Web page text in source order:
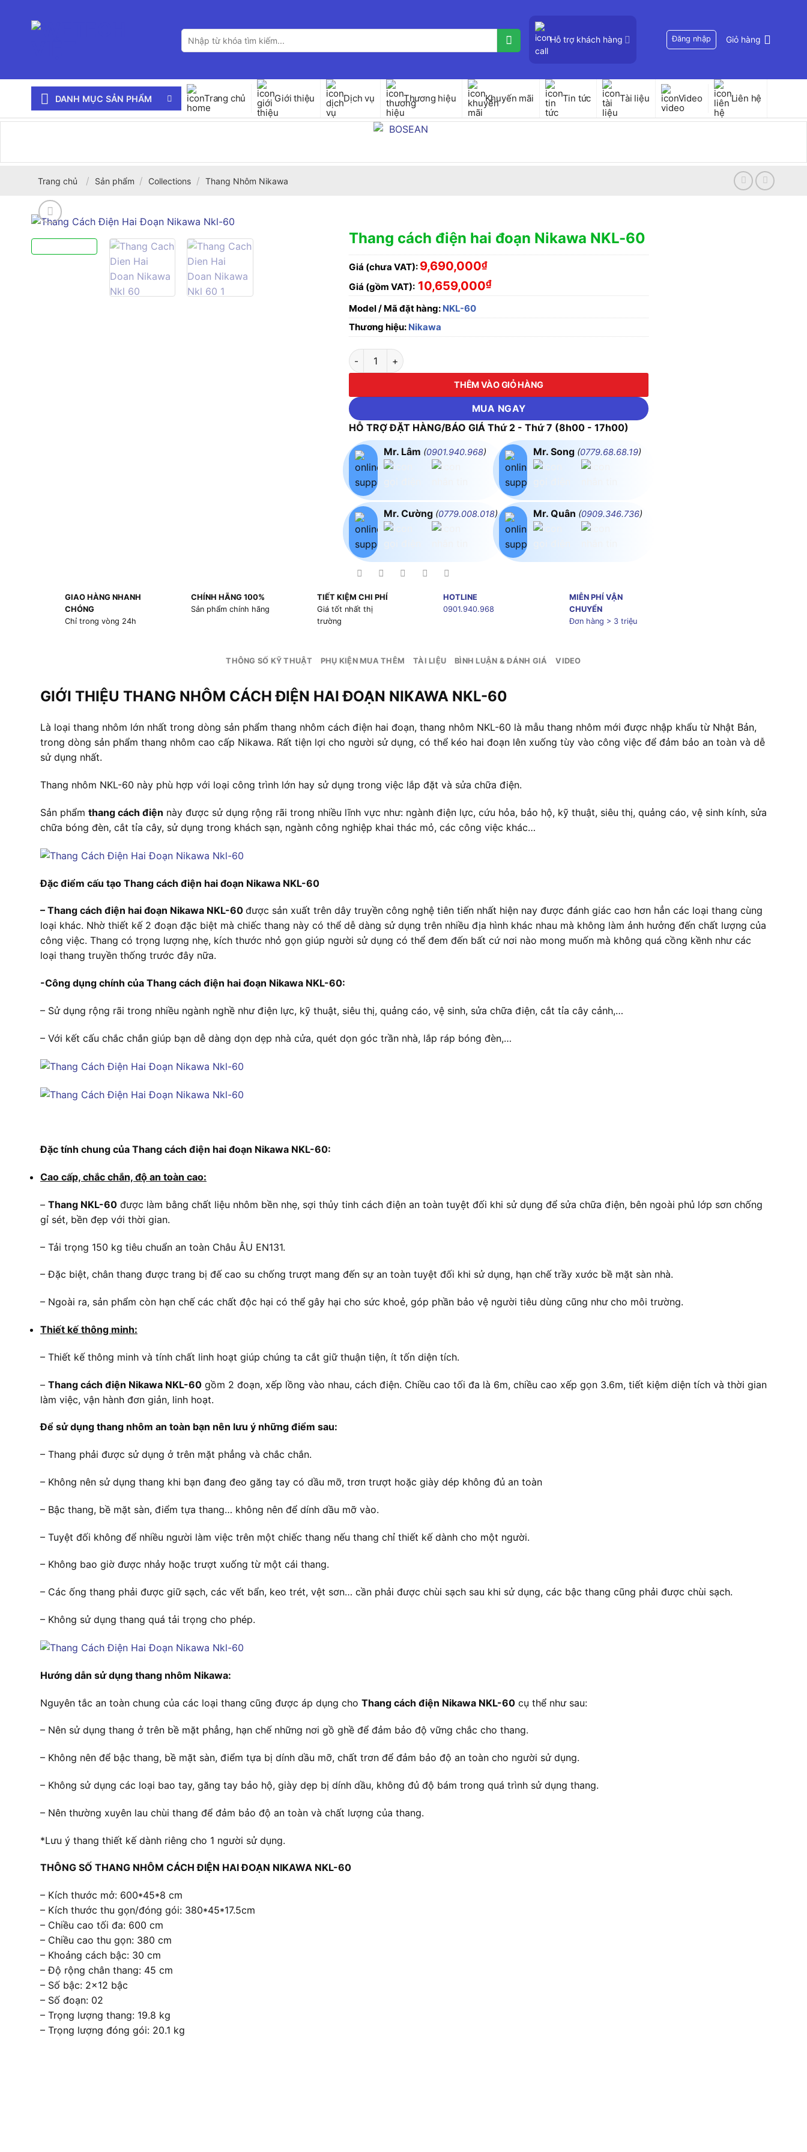
Tìm
kiếm:
Hỗ trợ khách hàng Đăng nhập Giỏ hàng
DANH MỤC SẢN PHẨM Trang chủ Giới thiệu Dịch vụ Thương hiệu Khuyến mãi Tin tức Tài liệu Video Liên hệ
Trang chủ / Sản phẩm / Collections / Thang Nhôm Nikawa
Thang cách điện hai đoạn Nikawa NKL-60
Giá (chưa VAT): 9,690,000₫
Giá (gồm VAT): 10,659,000₫
Model / Mã đặt hàng: NKL-60
Thương hiệu: Nikawa
Thang cách điện hai đoạn Nikawa NKL-60 số lượng
THÊM VÀO GIỎ HÀNG
MUA NGAY
HỖ TRỢ ĐẶT HÀNG/BÁO GIÁ Thứ 2 - Thứ 7 (8h00 - 17h00)
Mr. Lâm (0901.940.968)
Mr. Cường (0779.008.018)
Mr. Song (0779.68.68.19)
Mr. Quân (0909.346.736)
GIAO HÀNG NHANH
CHÓNG
Chỉ trong vòng 24h
CHÍNH HÃNG 100%
Sản phẩm chính hãng
TIẾT KIỆM CHI PHÍ
Giá tốt nhất thị
trường
HOTLINE
0901.940.968
MIỄN PHÍ VẬN
CHUYỂN
Đơn hàng > 3 triệu
THÔNG SỐ KỸ THUẬT PHỤ KIỆN MUA THÊM TÀI LIỆU BÌNH LUẬN & ĐÁNH GIÁ VIDEO
GIỚI THIỆU THANG NHÔM CÁCH ĐIỆN HAI ĐOẠN NIKAWA NKL-60
Là loại thang nhôm lớn nhất trong dòng sản phẩm thang nhôm cách điện hai đoạn, thang nhôm NKL-60 là mẫu thang nhôm mới được nhập khẩu từ Nhật Bản,
trong dòng sản phẩm thang nhôm cao cấp Nikawa. Rất tiện lợi cho người sử dụng, có thể kéo hai đoạn lên xuống tùy vào công việc để đảm bảo an toàn và dễ
sử dụng nhất.
Thang nhôm NKL-60 này phù hợp với loại công trình lớn hay sử dụng trong việc lắp đặt và sửa chữa điện.
Sản phẩm thang cách điện này được sử dụng rộng rãi trong nhiều lĩnh vực như: ngành điện lực, cứu hỏa, bảo hộ, kỹ thuật, siêu thị, quảng cáo, vệ sinh kính, sửa
chữa bóng đèn, cắt tỉa cây, sử dụng trong khách sạn, ngành công nghiệp khai thác mỏ, các công việc khác…
Đặc điểm cấu tạo Thang cách điện hai đoạn Nikawa NKL-60
– Thang cách điện hai đoạn Nikawa NKL-60 được sản xuất trên dây truyền công nghệ tiên tiến nhất hiện nay được đánh giác cao hơn hẳn các loại thang cùng
loại khác. Nhờ thiết kế 2 đoạn đặc biệt mà chiếc thang này có thể dễ dàng sử dụng trên nhiều địa hình khác nhau mà không làm ảnh hưởng đến chất lượng của
công việc. Thang có trọng lượng nhẹ, kích thước nhỏ gọn giúp người sử dụng có thể đem đến bất cứ nơi nào mong muốn mà không quá cồng kềnh như các
loại thang truyền thống trước đây nữa.
-Công dụng chính của Thang cách điện hai đoạn Nikawa NKL-60:
– Sử dụng rộng rãi trong nhiều ngành nghề như điện lực, kỹ thuật, siêu thị, quảng cáo, vệ sinh, sửa chữa điện, cắt tỉa cây cảnh,…
– Với kết cấu chắc chắn giúp bạn dễ dàng dọn dẹp nhà cửa, quét dọn góc trần nhà, lắp ráp bóng đèn,…
Đặc tính chung của Thang cách điện hai đoạn Nikawa NKL-60:
Cao cấp, chắc chắn, độ an toàn cao:
– Thang NKL-60 được làm bằng chất liệu nhôm bền nhẹ, sợi thủy tinh cách điện an toàn tuyệt đối khi sử dụng để sửa chữa điện, bên ngoài phủ lớp sơn chống
gỉ sét, bền đẹp với thời gian.
– Tải trọng 150 kg tiêu chuẩn an toàn Châu ÂU EN131.
– Đặc biệt, chân thang được trang bị đế cao su chống trượt mang đến sự an toàn tuyệt đối khi sử dụng, hạn chế trầy xước bề mặt sàn nhà.
– Ngoài ra, sản phẩm còn hạn chế các chất độc hại có thể gây hại cho sức khoẻ, góp phần bảo vệ người tiêu dùng cũng như cho môi trường.
Thiết kế thông minh:
– Thiết kế thông minh và tính chất linh hoạt giúp chúng ta cắt giữ thuận tiện, ít tốn diện tích.
– Thang cách điện Nikawa NKL-60 gồm 2 đoạn, xếp lồng vào nhau, cách điện. Chiều cao tối đa là 6m, chiều cao xếp gọn 3.6m, tiết kiệm diện tích và thời gian
làm việc, vận hành đơn giản, linh hoạt.
Để sử dụng thang nhôm an toàn bạn nên lưu ý những điểm sau:
– Thang phải được sử dụng ở trên mặt phẳng và chắc chắn.
– Không nên sử dụng thang khi bạn đang đeo găng tay có dầu mỡ, trơn trượt hoặc giày dép không đủ an toàn
– Bậc thang, bề mặt sàn, điểm tựa thang… không nên để dính dầu mỡ vào.
– Tuyệt đối không để nhiều người làm việc trên một chiếc thang nếu thang chỉ thiết kế dành cho một người.
– Không bao giờ được nhảy hoặc trượt xuống từ một cái thang.
– Các ống thang phải được giữ sạch, các vết bẩn, keo trét, vệt sơn… cần phải được chùi sạch sau khi sử dụng, các bậc thang cũng phải được chùi sạch.
– Không sử dụng thang quá tải trọng cho phép.
Hướng dẫn sử dụng thang nhôm Nikawa:
Nguyên tắc an toàn chung của các loại thang cũng được áp dụng cho Thang cách điện Nikawa NKL-60 cụ thể như sau:
– Nên sử dụng thang ở trên bề mặt phẳng, hạn chế những nơi gồ ghề để đảm bảo độ vững chắc cho thang.
– Không nên để bậc thang, bề mặt sàn, điểm tựa bị dính dầu mỡ, chất trơn để đảm bảo độ an toàn cho người sử dụng.
– Không sử dụng các loại bao tay, găng tay bảo hộ, giày dẹp bị dính dầu, không đủ độ bám trong quá trình sử dụng thang.
– Nên thường xuyên lau chùi thang để đảm bảo độ an toàn và chất lượng của thang.
*Lưu ý thang thiết kế dành riêng cho 1 người sử dụng.
THÔNG SỐ THANG NHÔM CÁCH ĐIỆN HAI ĐOẠN NIKAWA NKL-60
– Kích thước mở: 600*45*8 cm
– Kích thước thu gọn/đóng gói: 380*45*17.5cm
– Chiều cao tối đa: 600 cm
– Chiều cao thu gọn: 380 cm
– Khoảng cách bậc: 30 cm
– Độ rộng chân thang: 45 cm
– Số bậc: 2×12 bậc
– Số đoạn: 02
– Trọng lượng thang: 19.8 kg
– Trọng lượng đóng gói: 20.1 kg